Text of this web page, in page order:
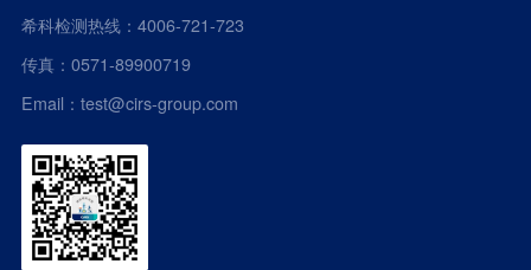
希科检测热线：4006-721-723
传真：0571-89900719
Email：test@cirs-group.com